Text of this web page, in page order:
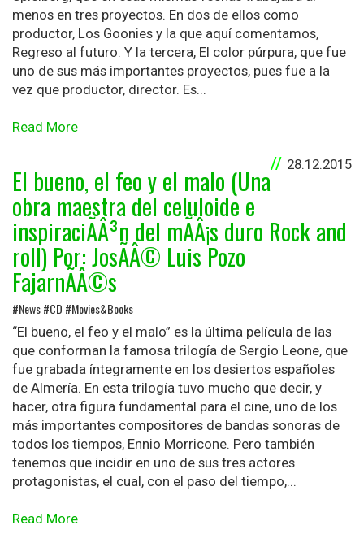
menos en tres proyectos. En dos de ellos como
productor, Los Goonies y la que aquí comentamos,
Regreso al futuro. Y la tercera, El color púrpura, que fue
uno de sus más importantes proyectos, pues fue a la
vez que productor, director. Es...
Read More
28.12.2015
El bueno, el feo y el malo (Una
obra maestra del celuloide e
inspiraciÃÂ³n del mÃÂ¡s duro Rock and
roll) Por: JosÃÂ© Luis Pozo
FajarnÃÂ©s
#News #CD #Movies&Books
“El bueno, el feo y el malo” es la última película de las
que conforman la famosa trilogía de Sergio Leone, que
fue grabada íntegramente en los desiertos españoles
de Almería. En esta trilogía tuvo mucho que decir, y
hacer, otra figura fundamental para el cine, uno de los
más importantes compositores de bandas sonoras de
todos los tiempos, Ennio Morricone. Pero también
tenemos que incidir en uno de sus tres actores
protagonistas, el cual, con el paso del tiempo,...
Read More